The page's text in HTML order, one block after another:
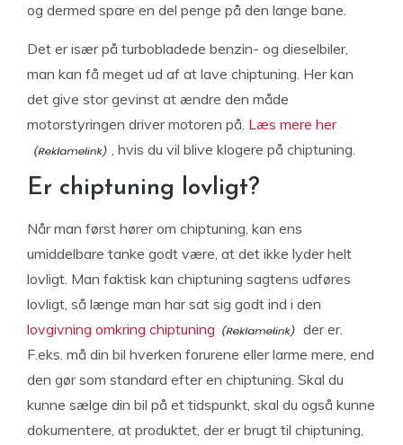
og dermed spare en del penge på den lange bane.
Det er især på turbobladede benzin- og dieselbiler,
man kan få meget ud af at lave chiptuning. Her kan
det give stor gevinst at ændre den måde
motorstyringen driver motoren på. Læs mere her
, hvis du vil blive klogere på chiptuning.
Er chiptuning lovligt?
Når man først hører om chiptuning, kan ens
umiddelbare tanke godt være, at det ikke lyder helt
lovligt. Man faktisk kan chiptuning sagtens udføres
lovligt, så længe man har sat sig godt ind i den
lovgivning omkring chiptuning
der er.
F.eks. må din bil hverken forurene eller larme mere, end
den gør som standard efter en chiptuning. Skal du
kunne sælge din bil på et tidspunkt, skal du også kunne
dokumentere, at produktet, der er brugt til chiptuning,